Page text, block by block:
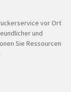
vor Ort
und
Sie Ressourcen